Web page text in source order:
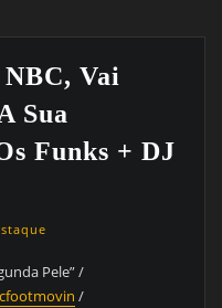
Vai
Sua
Funks + DJ
Pele” /
/